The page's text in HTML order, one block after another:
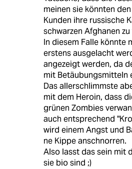
meinen sie könnten
Kunden ihre russische
schwarzen Afghanen
In diesem Falle könnte
erstens ausgelacht
angezeigt werden, da
mit Betäubungsmitteln
Das allerschlimmste
mit dem Heroin, dass
grünen Zombies
auch entsprechend
wird einem Angst und
ne Kippe anschnorren.
Also lasst das sein mit
sie bio sind ;)